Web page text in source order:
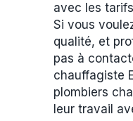
avec les
Si vous
qualité, et
pas à
chauffagiste
plombiers
leur travail